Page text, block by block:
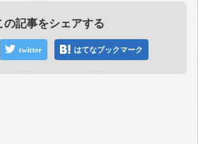
記事をシェアする
twitter はてなブックマーク